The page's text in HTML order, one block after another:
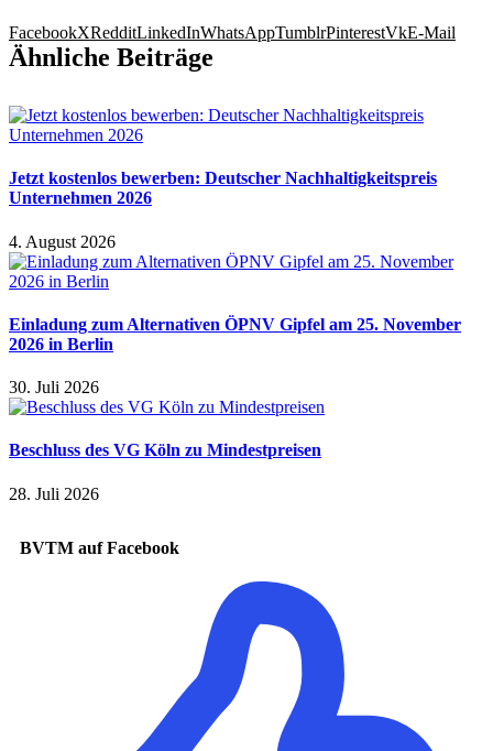
FacebookXRedditLinkedInWhatsAppTumblrPinterestVkE-Mail
Ähnliche Beiträge
Jetzt kostenlos bewerben: Deutscher Nachhaltigkeitspreis
Unternehmen 2026
4. August 2026
Einladung zum Alternativen ÖPNV Gipfel am 25. November
2026 in Berlin
30. Juli 2026
Beschluss des VG Köln zu Mindestpreisen
28. Juli 2026
BVTM auf Facebook